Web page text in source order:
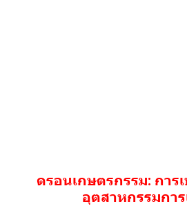
ดรอนเกษตรกรรม: การ
อุตสาหกรรมกา